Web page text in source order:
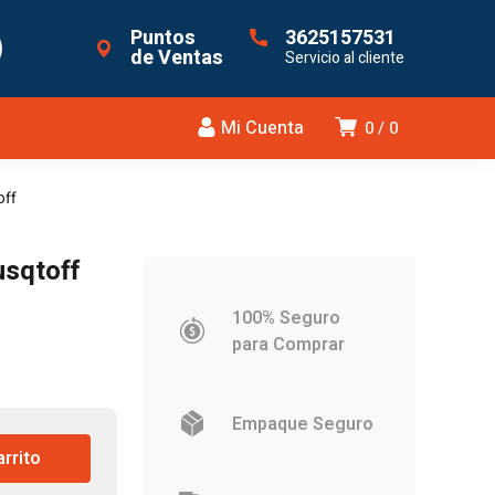
Puntos
de Ventas
3625157531
Servicio al cliente
0 0
Mi Cuenta
100% Seguro
para Comprar
Empaque Seguro